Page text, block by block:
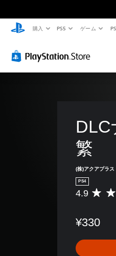
購入 PS5 ゲーム
繁
(株)アクアプラス
PS4
評
は
8
、
4.9
¥330